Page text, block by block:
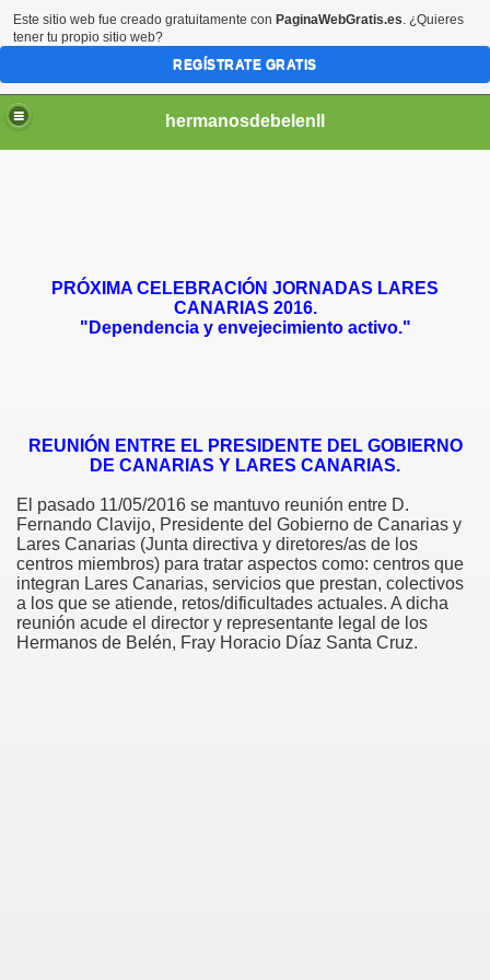
hermanosdebelenll
PRÓXIMA CELEBRACIÓN JORNADAS LARES
CANARIAS 2016.
"Dependencia y envejecimiento activo."
REUNIÓN ENTRE EL PRESIDENTE DEL GOBIERNO
DE CANARIAS Y LARES CANARIAS.
El pasado 11/05/2016 se mantuvo reunión entre D.
Fernando Clavijo, Presidente del Gobierno de Canarias y
Lares Canarias (Junta directiva y diretores/as de los
centros miembros) para tratar aspectos como: centros que
integran Lares Canarias, servicios que prestan, colectivos
a los que se atiende, retos/dificultades actuales. A dicha
reunión acude el director y representante legal de los
Hermanos de Belén, Fray Horacio Díaz Santa Cruz.
Este sitio web fue creado gratuitamente con PaginaWebGratis.es. ¿Quieres
tener tu propio sitio web?
REGÍSTRATE GRATIS